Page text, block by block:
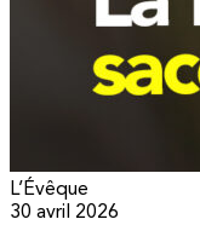
L’Évêque
30 avril 2026